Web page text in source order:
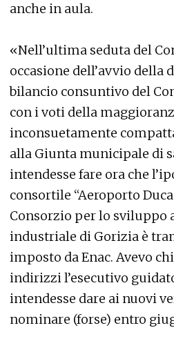
anche in aula.
«Nell’ultima seduta del
occasione dell’avvio della
bilancio consuntivo del
con i voti della
inconsuetamente
alla Giunta municipale di
intendesse fare ora che
consortile “Aeroporto Duca
Consorzio per lo sviluppo
industriale di Gorizia è
imposto da Enac. Avevo
indirizzi l’esecutivo
intendesse dare ai nuovi
nominare (forse) entro